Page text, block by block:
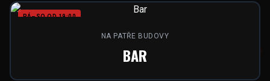
PÁ–SO OD 19:00
NA PATŘE BUDOVY
BAR